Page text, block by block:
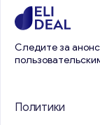
Следите за
Политики